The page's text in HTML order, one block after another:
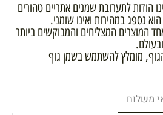
הודות לתערובת שמנים אתריים טהורים
נספג במהירות ואינו שומני.
המוצרים המצליחים והמבוקשים ביותר
מומלץ להשתמש בשמן גוף
משלוח